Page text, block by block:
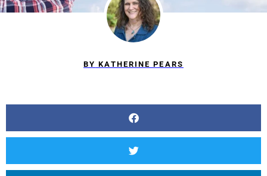
BY KATHERINE PEARS